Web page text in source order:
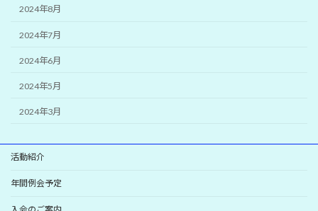
2024年8月
2024年7月
2024年6月
2024年5月
2024年3月
活動紹介
年間例会予定